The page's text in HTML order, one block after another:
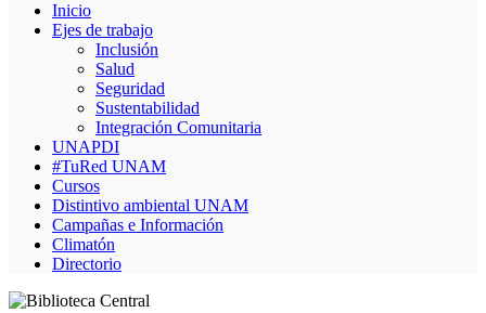
Inicio
Ejes de trabajo
Inclusión
Salud
Seguridad
Sustentabilidad
Integración Comunitaria
UNAPDI
#TuRed UNAM
Cursos
Distintivo ambiental UNAM
Campañas e Información
Climatón
Directorio